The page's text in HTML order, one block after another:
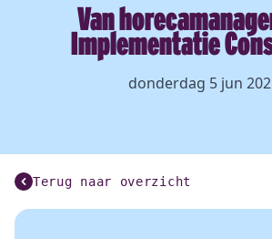
Van
Implementatie
donderdag 5 jun
Terug naar overzicht